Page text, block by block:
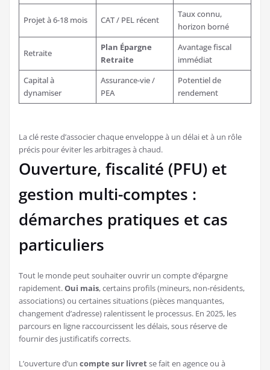
Projet à 6-18 mois CAT / PEL récent
Taux connu,
horizon borné
Retraite
Plan Épargne
Retraite
Avantage fiscal
immédiat
Capital à
dynamiser
Assurance-vie /
PEA
Potentiel de
rendement
La clé reste d’associer chaque enveloppe à un délai et à un rôle
précis pour éviter les arbitrages à chaud.
Ouverture, fiscalité (PFU) et
gestion multi-comptes :
démarches pratiques et cas
particuliers
Tout le monde peut souhaiter ouvrir un compte d’épargne
rapidement.Oui mais, certains profils (mineurs, non-résidents,
associations) ou certaines situations (pièces manquantes,
changement d’adresse) ralentissent le processus. En 2025, les
parcours en ligne raccourcissent les délais, sous réserve de
fournir des justificatifs corrects.
L’ouverture d’un compte sur livretse fait en agence ou à